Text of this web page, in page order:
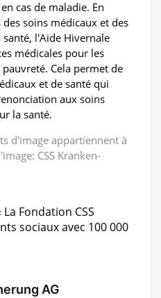
cas de maladie. En
soins médicaux et des
l'Aide Hivernale
médicales pour les
Cela permet de
et de santé qui
aux soins
la santé.
d'image appartiennent à
CSS Kranken-
Fondation CSS
sociaux avec 100 000
AG